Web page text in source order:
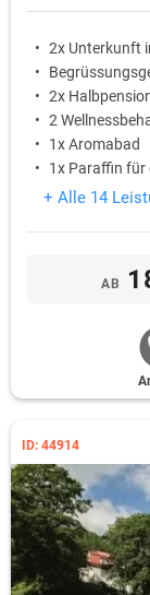
2x Unterkunft
2x
2
1x Aromabad
1x Paraffin für
+ Alle 14
AB
ID: 44914